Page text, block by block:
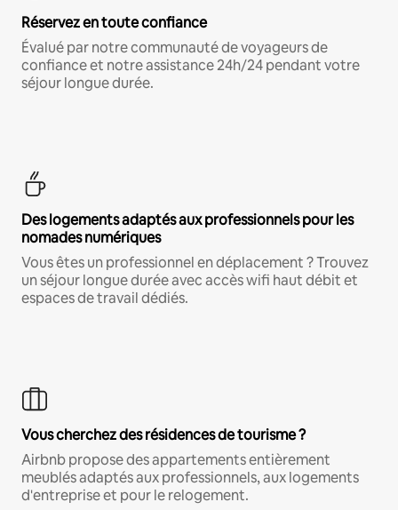
Réservez en toute confiance
Évalué par notre communauté de voyageurs de
confiance et notre assistance 24h/24 pendant votre
séjour longue durée.
Des logements adaptés aux professionnels pour les
nomades numériques
Vous êtes un professionnel en déplacement ? Trouvez
un séjour longue durée avec accès wifi haut débit et
espaces de travail dédiés.
Vous cherchez des résidences de tourisme ?
Airbnb propose des appartements entièrement
meublés adaptés aux professionnels, aux logements
d'entreprise et pour le relogement.